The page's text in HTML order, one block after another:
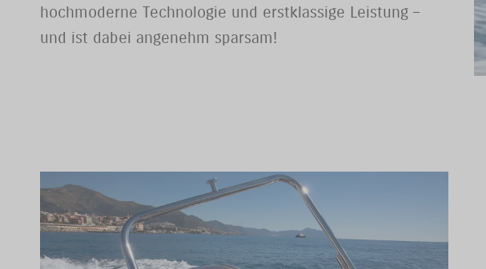
hochmoderne Technologie und erstklassige Leistung –
und ist dabei angenehm sparsam!